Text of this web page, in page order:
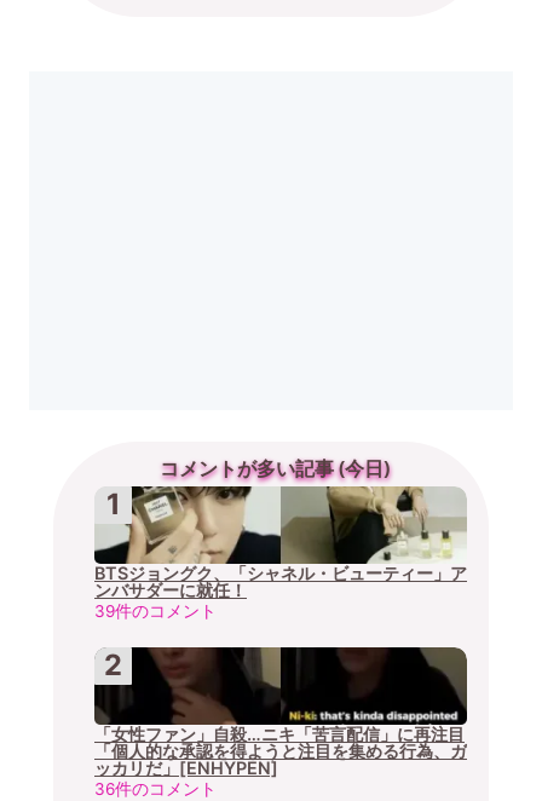
コメントが多い記事 (今日)
BTSジョングク、「シャネル・ビューティー」ア
ンバサダーに就任！
39件のコメント
「女性ファン」自殺…ニキ「苦言配信」に再注目
「個人的な承認を得ようと注目を集める行為、ガ
ッカリだ」[ENHYPEN]
36件のコメント